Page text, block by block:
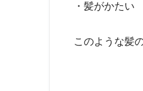
・髪がかたい
このような髪